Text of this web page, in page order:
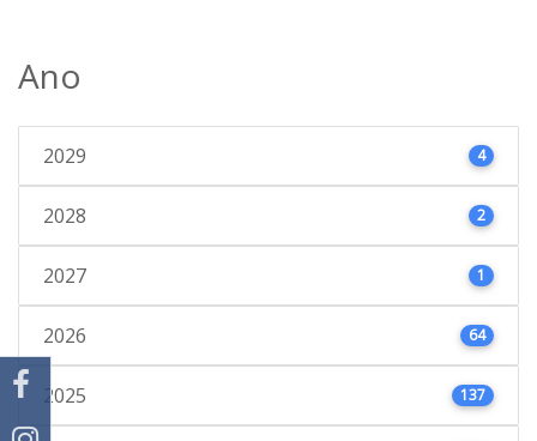
Ano
2029 4
2028 2
2027 1
2026 64
2025 137